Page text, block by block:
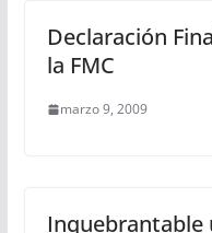
Declaración
la FMC
marzo 9, 2009
Inquebrantable